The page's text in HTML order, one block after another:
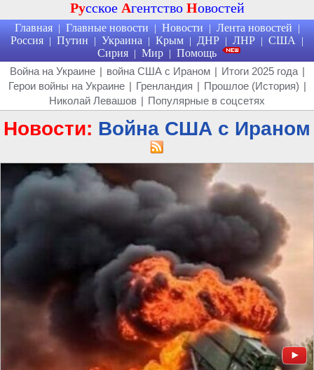
Русское Агентство Новостей
Главная | Главные новости | Новости | Лента новостей |
Россия | Путин | Украина | Крым | ДНР | ЛНР | США |
Сирия | Мир | Помощь
Война на Украине | война США с Ираном | Итоги 2025 года |
Герои войны на Украине | Гренландия | Прошлое (История) |
Николай Левашов | Популярные в соцсетях
Новости: Война США с Ираном